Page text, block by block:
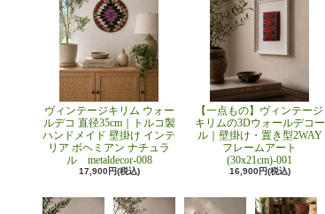
ヴィンテージキリム ウォー
ルデコ 直径35cm｜トルコ製
ハンドメイド 壁掛け インテ
リア ボヘミアン ナチュラ
ル metaldecor-008
17,900円(税込)
【一点もの】ヴィンテージ
キリムの3Dウォールデコー
ル｜壁掛け・置き型2WAY
フレームアート
(30x21cm)-001
16,900円(税込)